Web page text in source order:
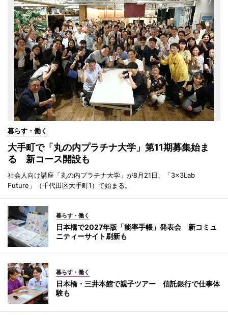
暮らす・働く
大手町で「丸の内プラチナ大学」第11期募集始ま
る 新コース開設も
社会人向け講座「丸の内プラチナ大学」が8月21日、「3×3Lab
Future」（千代田区大手町1）で始まる。
暮らす・働く
日本橋で2027年版「能率手帳」発表会 新コミュ
ニティーサイト刷新も
暮らす・働く
日本橋・三井本館で親子ツアー 信託銀行で仕事体
験も